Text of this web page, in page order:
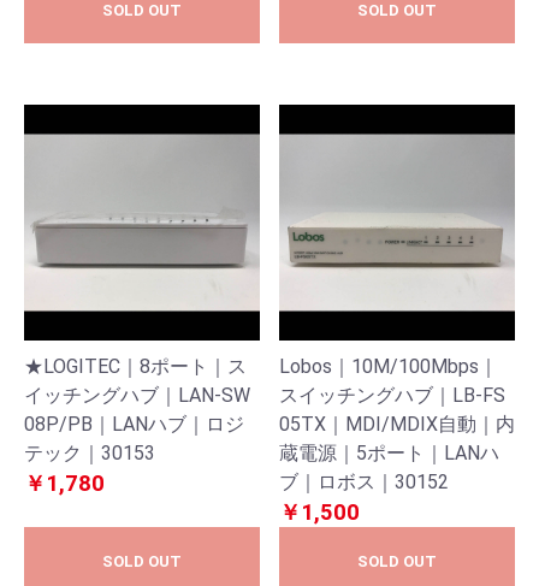
SOLD OUT SOLD OUT
★LOGITEC｜8ポート｜ス
イッチングハブ｜LAN-SW
08P/PB｜LANハブ｜ロジ
テック｜30153
￥1,780
SOLD OUT
Lobos｜10M/100Mbps｜
スイッチングハブ｜LB-FS
05TX｜MDI/MDIX自動｜内
蔵電源｜5ポート｜LANハ
ブ｜ロボス｜30152
￥1,500
SOLD OUT